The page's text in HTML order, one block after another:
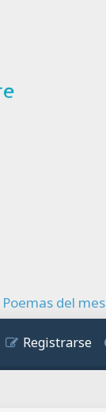
Poemas del mes
Registrarse